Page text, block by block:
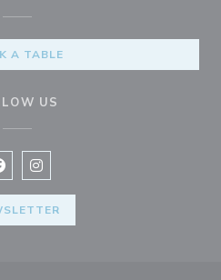
A TABLE
US
((opens in a new
Instagram ((opens in a new